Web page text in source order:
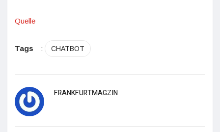
Quelle
Tags : CHATBOT
FRANKFURTMAGZIN